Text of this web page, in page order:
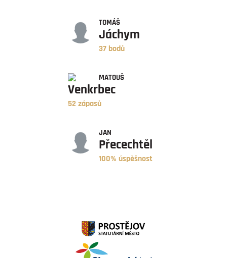
TOMÁŠ
Jáchym
37 bodů
MATOUŠ
Venkrbec
52 zápasů
JAN
Přecechtěl
100% úspěšnost